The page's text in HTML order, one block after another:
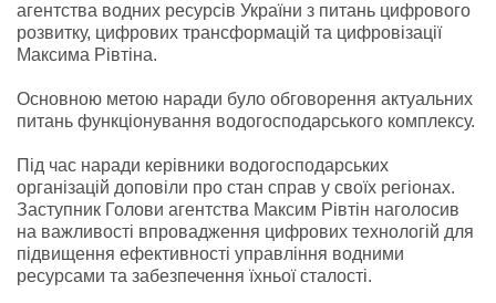
агентства водних ресурсів України з питань цифрового
розвитку, цифрових трансформацій та цифровізації
Максима Рівтіна.
Основною метою наради було обговорення актуальних
питань функціонування водогосподарського комплексу.
Під час наради керівники водогосподарських
організацій доповіли про стан справ у своїх регіонах.
Заступник Голови агентства Максим Рівтін наголосив
на важливості впровадження цифрових технологій для
підвищення ефективності управління водними
ресурсами та забезпечення їхньої сталості.